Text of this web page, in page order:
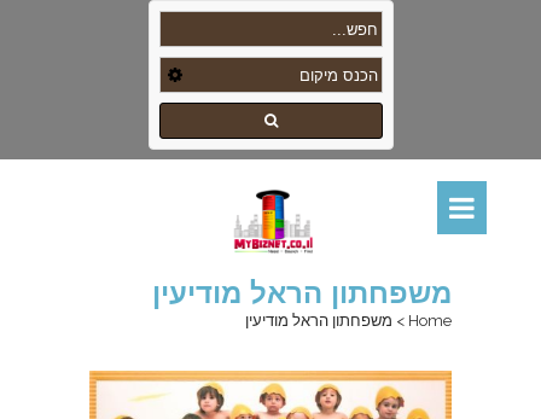
משפחתון הראל מודיעין
Home
> משפחתון הראל מודיעין